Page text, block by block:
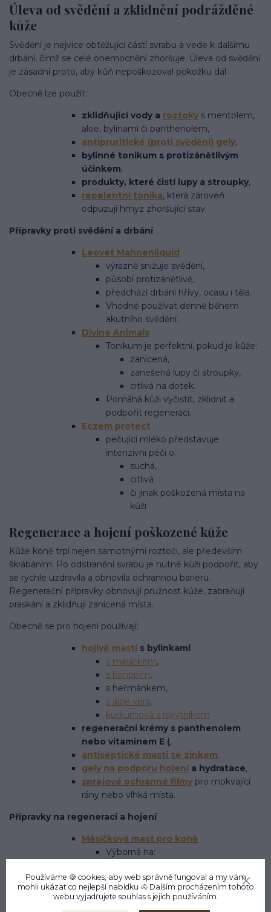
Úleva od svědění a zklidnění podrážděné
kůže
Svědění je nejvíce obtěžující částí svrabu a vede k dalšímu
drbání, čímž se celé onemocnění zhoršuje. Úleva od svědění
je zásadní proto, aby kůň nepoškozoval pokožku dál.
Obecně lze použít:
zklidňující vody a roztoky s mentolem,
aloe, bylinami či panthenolem,
antipruritické (proti svědění) gely,
bylinné tonikum s protizánětlivým
účinkem,
produkty, které čistí lupy a stroupky,
repelentní tonika, která zároveň
odpuzují hmyz zhoršující stav.
Přípravky proti svědění a drbání
Leovet Mahnenliquid
výrazně snižuje svědění,
působí protizánětlivě,
předchází drbání hřívy, ocasu i těla.
Vhodné používat denně během
akutního svědění.
Divine Animals
Tonikum je perfektní, pokud je kůže:
zanícená,
zanešená lupy či stroupky,
citlivá na dotek.
Pomáhá kůži vyčistit, zklidnit a
podpořit regeneraci.
Eczem protect
pečující mléko představuje
intenzivní péči o:
suchá,
citlivá
či jinak poškozená místa na
kůži
Regenerace a hojení poškozené kůže
Kůže koně trpí nejen samotnými roztoči, ale především
škrábáním. Po odstranění svrabu je nutné kůži podpořit, aby
se rychle uzdravila a obnovila ochrannou bariéru.
Regenerační přípravky obnovují pružnost kůže, zabraňují
praskání a zklidňují zanícená místa.
Obecně se pro hojení používají:
hojivé masti s bylinkami
s měsíčkem,
s konopím,
s heřmánkem,
s aloe vera,
kurkumová s rakytníkem
regenerační krémy s panthenolem
nebo vitamínem E (,
antiseptické masti se zinkem,
gely na podporu hojenía hydratace,
sprejové ochranné filmy pro mokvající
rány nebo vlhká místa.
Přípravky na regeneraci a hojení
Měsíčková mast pro koně
Výborná na:
drobná poranění,
suchá a popraskaná místa.
Používáme 🍪 cookies, aby web správně fungoval a my vám
mohli ukázat co nejlepší nabídku 🐴 Dalším procházením tohoto
webu vyjadřujete souhlas s jejich používáním.